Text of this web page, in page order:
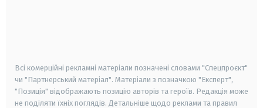
Всі комерційні рекламні матеріали позначені словами "Спецпроєкт"
чи "Партнерський матеріал". Матеріали з позначкою "Експерт",
"Позиція" відображають позицію авторів та героїв. Редакція може
не поділяти їхніх поглядів. Детальніше щодо реклами та правил